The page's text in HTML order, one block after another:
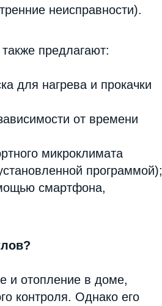
неисправности).
предлагают:
для нагрева и прокачки
от времени
микроклимата
программой);
смартфона,
и отопление в доме,
контроля. Однако его